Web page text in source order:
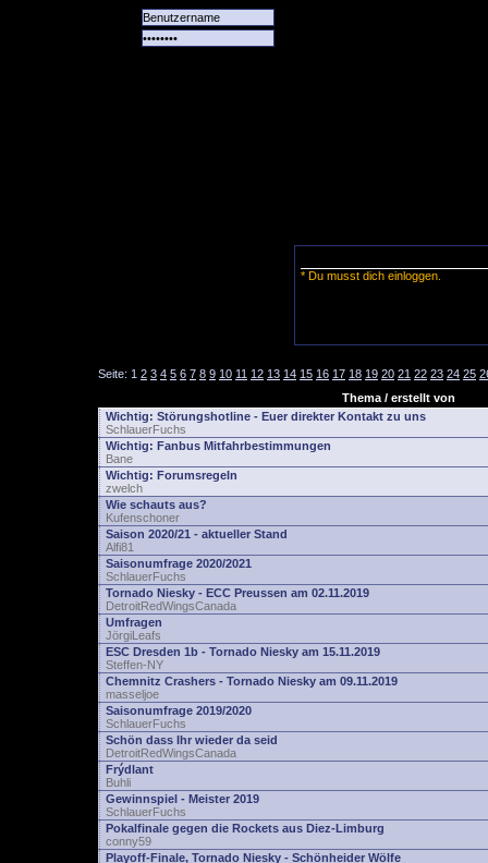
* Du musst dich einloggen.
Seite: 1 2 3 4 5 6 7 8 9 10 11 12 13 14 15 16 17 18 19 20 21 22 23 24 25
Thema / erstellt von
Wichtig: Störungshotline - Euer direkter Kontakt zu uns
SchlauerFuchs
Wichtig: Fanbus Mitfahrbestimmungen
Bane
Wichtig: Forumsregeln
zwelch
Wie schauts aus?
Kufenschoner
Saison 2020/21 - aktueller Stand
Alfi81
Saisonumfrage 2020/2021
SchlauerFuchs
Tornado Niesky - ECC Preussen am 02.11.2019
DetroitRedWingsCanada
Umfragen
JörgiLeafs
ESC Dresden 1b - Tornado Niesky am 15.11.2019
Steffen-NY
Chemnitz Crashers - Tornado Niesky am 09.11.2019
masseljoe
Saisonumfrage 2019/2020
SchlauerFuchs
Schön dass Ihr wieder da seid
DetroitRedWingsCanada
Frýdlant
Buhli
Gewinnspiel - Meister 2019
SchlauerFuchs
Pokalfinale gegen die Rockets aus Diez-Limburg
conny59
Playoff-Finale, Tornado Niesky - Schönheider Wölfe